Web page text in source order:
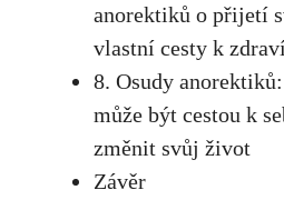
anorektiků o přijetí
vlastní cesty k
8. Osudy
může ‍být cestou ‍k
změnit svůj život
Závěr